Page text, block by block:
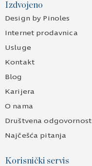
Izdvojeno
Design by Pinoles
Internet prodavnica
Usluge
Kontakt
Blog
Karijera
O nama
Društvena odgovornost
Najčešća pitanja
Korisnički servis